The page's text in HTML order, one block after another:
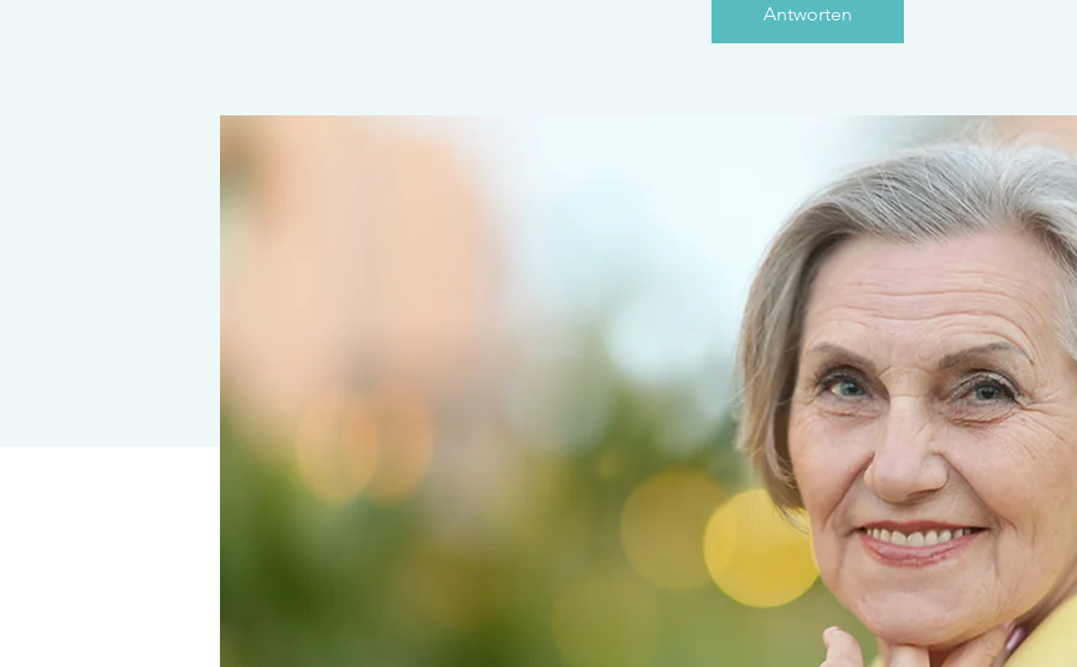
Antworten